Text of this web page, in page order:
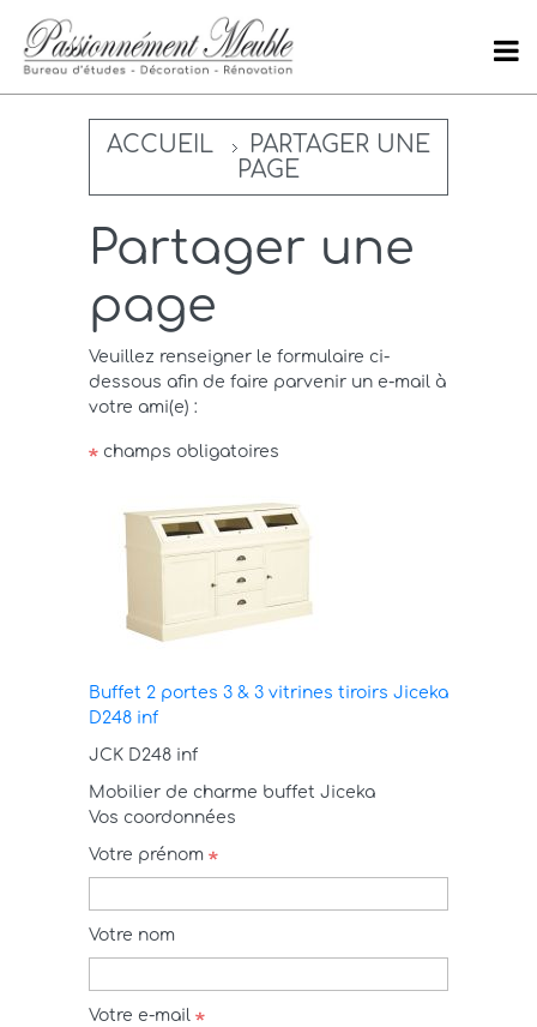
ACCUEIL
PARTAGER UNE
PAGE
Partager une
page
Veuillez renseigner le formulaire ci-
dessous afin de faire parvenir un e-mail à
votre ami(e) :
champs obligatoires
Buffet 2 portes 3 & 3 vitrines tiroirs Jiceka
D248 inf
JCK D248 inf
Mobilier de charme buffet Jiceka
Vos coordonnées
Votre prénom
Votre nom
Votre e-mail